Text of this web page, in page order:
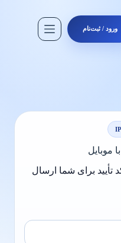
ورود / ثبت‌نام
موبایل
تأیید برای شما ارسال